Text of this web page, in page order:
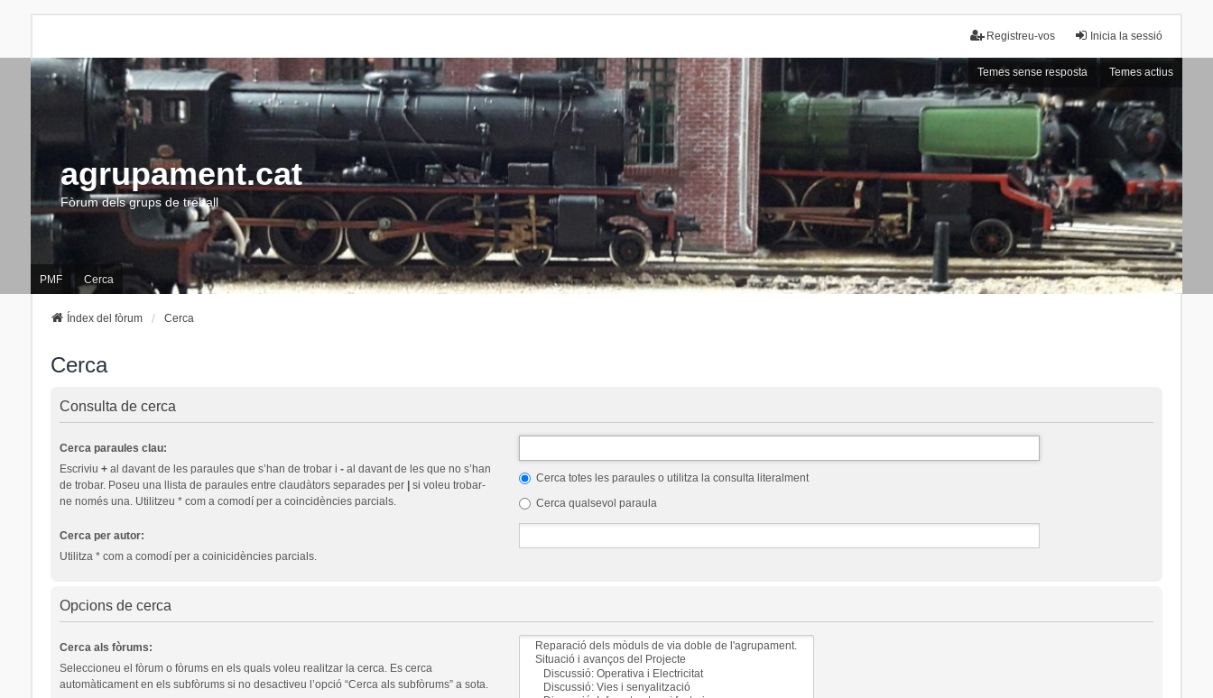
Inicia la sessió
Registreu-vos
Temes sense resposta Temes actius
agrupament.cat
Fòrum dels grups de treball
PMF Cerca
Índex del fòrum Cerca
Cerca
Consulta de cerca
Cerca paraules clau:
Escriviu +al davant de les paraules que s’han de trobar i -al davant de les que no s’han
de trobar. Poseu una llista de paraules entre claudàtors separades per
si voleu trobar-
ne només una. Utilitzeu * com a comodí per a coincidències parcials.
Cerca totes les paraules o utilitza la consulta literalment
Cerca qualsevol paraula
Cerca per autor:
Utilitza * com a comodí per a coinicidències parcials.
Opcions de cerca
Cerca als fòrums:
Seleccioneu el fòrum o fòrums en els quals voleu realitzar la cerca. Es cerca
automàticament en els subfòrums si no desactiveu l’opció “Cerca als subfòrums” a sota.